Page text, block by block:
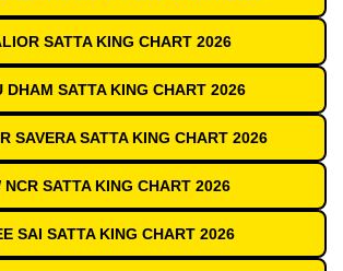
SATTA KING CHART 2026
DHAM SATTA KING CHART 2026
SAVERA SATTA KING CHART 2026
NCR SATTA KING CHART 2026
SAI SATTA KING CHART 2026